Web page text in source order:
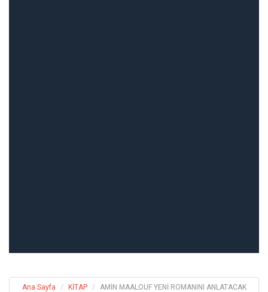
Ana Sayfa KİTAP AMİN MAALOUF YENİ ROMANINI ANLATACAK